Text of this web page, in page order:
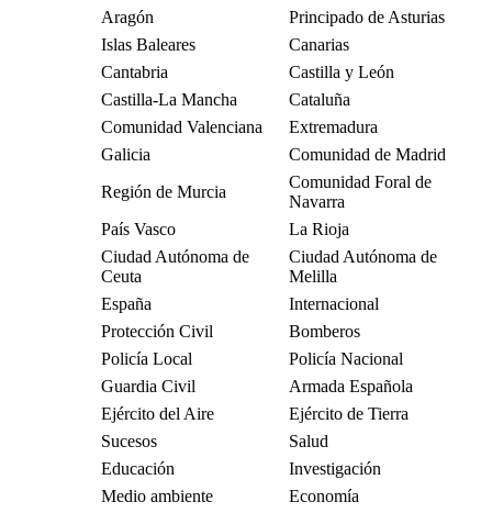
Aragón
Principado de Asturias
Islas Baleares
Canarias
Cantabria
Castilla y León
Castilla-La Mancha
Cataluña
Comunidad Valenciana
Extremadura
Galicia
Comunidad de Madrid
Región de Murcia
Comunidad Foral de
Navarra
País Vasco
La Rioja
Ciudad Autónoma de
Ceuta
Ciudad Autónoma de
Melilla
España
Internacional
Protección Civil
Bomberos
Policía Local
Policía Nacional
Guardia Civil
Armada Española
Ejército del Aire
Ejército de Tierra
Sucesos
Salud
Educación
Investigación
Medio ambiente
Economía